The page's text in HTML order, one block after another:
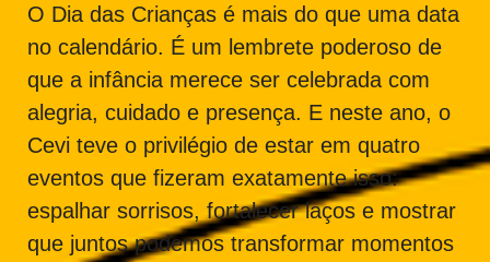
O Dia das Crianças é mais do que uma data
no calendário. É um lembrete poderoso de
que a infância merece ser celebrada com
alegria, cuidado e presença. E neste ano, o
Cevi teve o privilégio de estar em quatro
eventos que fizeram exatamente isso:
espalhar sorrisos, fortalecer laços e mostrar
que juntos podemos transformar momentos